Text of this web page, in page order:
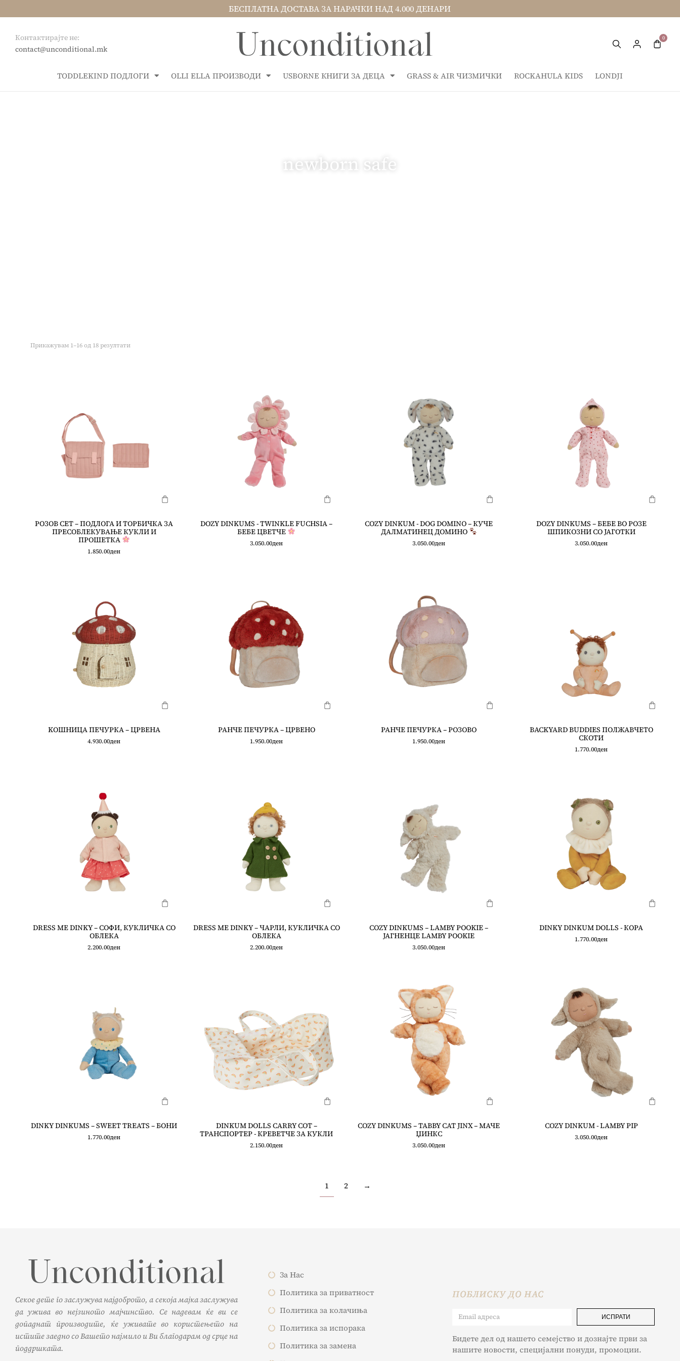
БЕСПЛАТНА ДОСТАВА ЗА НАРАЧКИ НАД 4.000 ДЕНАРИ
Контактирајте не:
contact@unconditional.mk
ТОDDLEKIND ПОДЛОГИ OLLI ELLA ПРОИЗВОДИ USBORNE КНИГИ ЗА ДЕЦА GRASS & AIR ЧИЗМИЧКИ ROCKAHULA KIDS LONDJI
newborn safe
Прикажувам 1–16 од 18 резултати
РОЗОВ СЕТ – ПОДЛОГА И ТОРБИЧКА ЗА
ПРЕСОБЛЕКУВАЊЕ КУКЛИ И
ПРОШЕТКА
1.850.00ден
DOZY DINKUMS - TWINKLE FUCHSIA –
БЕБЕ ЦВЕТЧЕ
3.050.00ден
COZY DINKUM - DOG DOMINO – КУЧЕ
ДАЛМАТИНЕЦ ДОМИНО
3.050.00ден
DOZY DINKUMS – БЕБЕ ВО РОЗЕ
ШПИКОЗНИ СО ЈАГОТКИ
3.050.00ден
KOШНИЦА ПЕЧУРКА – ЦРВЕНА
4.930.00ден
РАНЧЕ ПЕЧУРКА – ЦРВЕНО
1.950.00ден
РАНЧЕ ПЕЧУРКА – РОЗОВО
1.950.00ден
BACKYARD BUDDIES ПОЛЖАВЧЕТО
СКОТИ
1.770.00ден
DRESS ME DINKY – СОФИ, КУКЛИЧКА СО
ОБЛЕКА
2.200.00ден
DRESS ME DINKY – ЧАРЛИ, КУКЛИЧКА СО
ОБЛЕКА
2.200.00ден
COZY DINKUMS – LAMBY POOKIE –
ЈАГНЕНЦЕ LAMBY POOKIE
3.050.00ден
DINKY DINKUM DOLLS - КОРА
1.770.00ден
DINKY DINKUMS – SWEET TREATS – БОНИ
1.770.00ден
DINKUM DOLLS CARRY COT –
ТРАНСПОРТЕР - КРЕВЕТЧЕ ЗА КУКЛИ
2.150.00ден
COZY DINKUMS – TABBY CAT JINX – МАЧЕ
ЏИНКС
3.050.00ден
COZY DINKUM - LAMBY PIP
3.050.00ден
1 2 →
Секое дете го заслужува најдоброто, а секоја мајка заслужува
да ужива во нејзиното мајчинство. Се надевам ќе ви се
допаднат производите, ќе уживате во користењето на
истите заедно со Вашето најмило и Ви благодарам од срце на
поддршката.
За Нас
Политика за приватност
Политика за колачиња
Политика за испорака
Политика за замена
ПОБЛИСКУ ДО НАС
ИСПРАТИ
Бидете дел од нашето семејство и дознајте први за
нашите новости, специјални понуди, промоции.